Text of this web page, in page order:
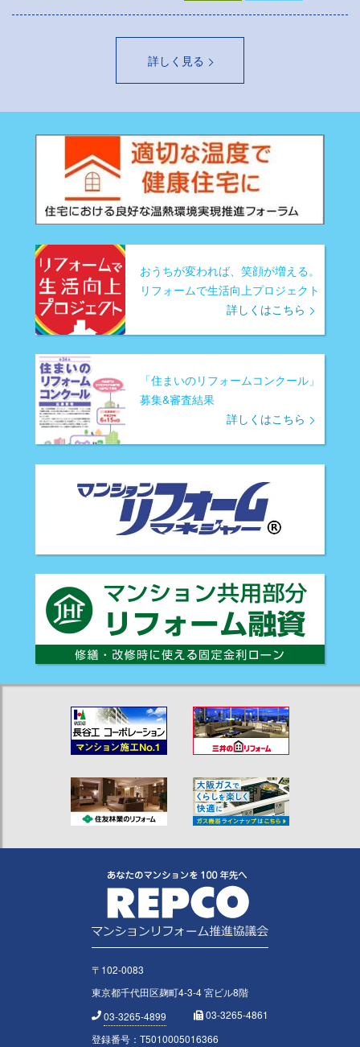
詳しく見る
おうちが変われば、笑顔が増える。
リフォームで生活向上プロジェクト
詳しくはこちら
「住まいのリフォームコンクール」
募集&審査結果
詳しくはこちら
〒102-0083
東京都千代田区麹町4-3-4 宮ビル8階
03-3265-4899
03-3265-4861
登録番号：T5010005016366